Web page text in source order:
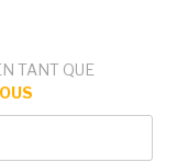
TANT QUE